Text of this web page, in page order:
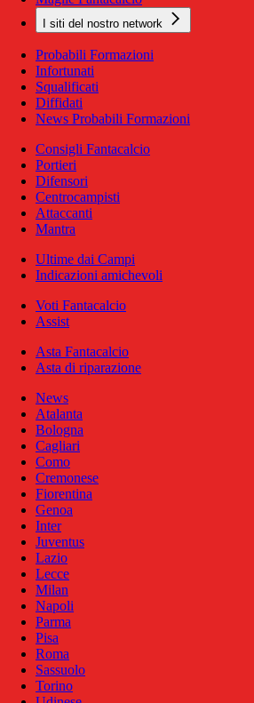
I siti del nostro network
Probabili Formazioni
Infortunati
Squalificati
Diffidati
News Probabili Formazioni
Consigli Fantacalcio
Portieri
Difensori
Centrocampisti
Attaccanti
Mantra
Ultime dai Campi
Indicazioni amichevoli
Voti Fantacalcio
Assist
Asta Fantacalcio
Asta di riparazione
News
Atalanta
Bologna
Cagliari
Como
Cremonese
Fiorentina
Genoa
Inter
Juventus
Lazio
Lecce
Milan
Napoli
Parma
Pisa
Roma
Sassuolo
Torino